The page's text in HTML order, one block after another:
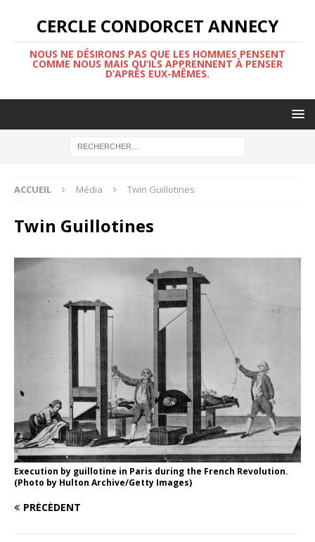
CERCLE CONDORCET ANNECY
NOUS NE DÉSIRONS PAS QUE LES HOMMES PENSENT
COMME NOUS MAIS QU’ILS APPRENNENT À PENSER
D’APRÈS EUX-MÊMES.
ACCUEIL Média Twin Guillotines
Twin Guillotines
Execution by guillotine in Paris during the French Revolution.
(Photo by Hulton Archive/Getty Images)
PRÉCÉDENT